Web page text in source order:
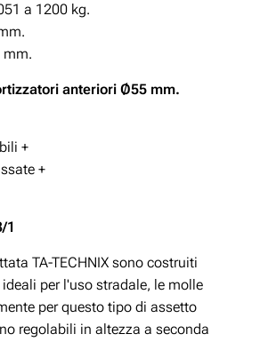
a 1200 kg.
mm.
anteriori Ø55 mm.
+
+
1
TA-TECHNIX sono costruiti
per l'uso stradale, le molle
per questo tipo di assetto
regolabili in altezza a seconda